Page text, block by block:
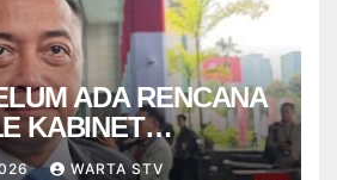
ADA RENCANA
KABINET
WARTA STV